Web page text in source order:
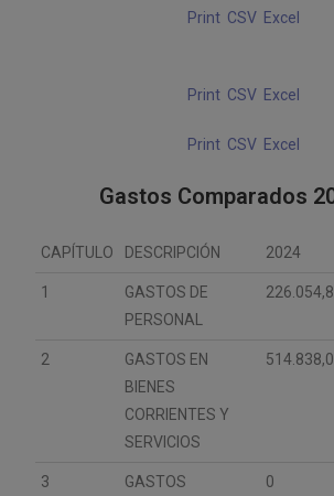
Print CSV Excel
Print CSV Excel
Print CSV Excel
Gastos Comparados
CAPÍTULO DESCRIPCIÓN 2024
1
GASTOS DE
PERSONAL
2
GASTOS EN
BIENES
CORRIENTES Y
SERVICIOS
3
GASTOS
0